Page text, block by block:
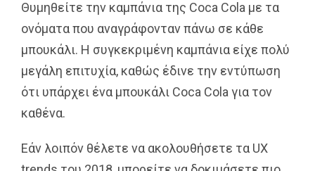
Θυμηθείτε την καμπάνια της Coca Cola με τα
ονόματα που αναγράφονταν πάνω σε κάθε
μπουκάλι. Η συγκεκριμένη καμπάνια είχε πολύ
μεγάλη επιτυχία, καθώς έδινε την εντύπωση
ότι υπάρχει ένα μπουκάλι Coca Cola για τον
καθένα.
Εάν λοιπόν θέλετε να ακολουθήσετε τα UX